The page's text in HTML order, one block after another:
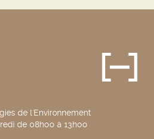
de l'Environnement
de 08h00 à 13h00